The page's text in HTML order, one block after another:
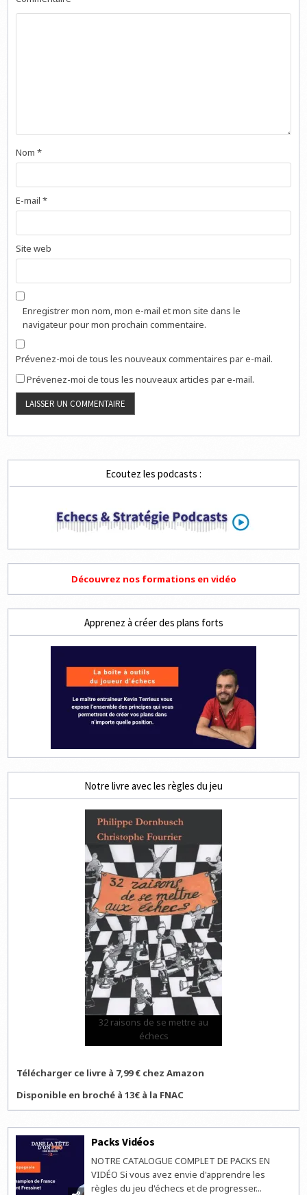
Nom*
E-mail*
Site web
Enregistrer mon nom, mon e-mail et mon site dans le
navigateur pour mon prochain commentaire.
Prévenez-moi de tous les nouveaux commentaires par e-mail.
Prévenez-moi de tous les nouveaux articles par e-mail.
Ecoutez les podcasts :
Découvrez nos formations en vidéo
Apprenez à créer des plans forts
Notre livre avec les règles du jeu
32 raisons de se mettre au
échecs
Télécharger ce livre à 7,99 € chez Amazon
Disponible en broché à 13€ à la FNAC
Packs Vidéos
NOTRE CATALOGUE COMPLET DE PACKS EN
VIDÉO Si vous avez envie d'apprendre les
règles du jeu d'échecs et de progresser...